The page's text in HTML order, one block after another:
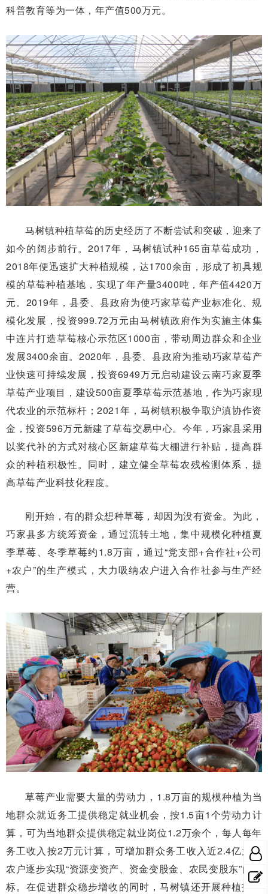
科普教育等为一体，年产值500万元。
马树镇种植草莓的历史经历了不断尝试和突破，迎来了
如今的阔步前行。2017年，马树镇试种165亩草莓成功，
2018年便迅速扩大种植规模，达1700余亩，形成了初具规
模的草莓种植基地，实现了年产量3400吨，年产值4420万
元。2019年，县委、县政府为使巧家草莓产业标准化、规
模化发展，投资999.72万元由马树镇政府作为实施主体集
中连片打造草莓核心示范区1000亩，带动周边群众和企业
发展3400余亩。2020年，县委、县政府为推动巧家草莓产
业快速可持续发展，投资6949万元启动建设云南巧家夏季
草莓产业项目，建设500亩夏季草莓示范基地，作为巧家现
代农业的示范标杆；2021年，马树镇积极争取沪滇协作资
金，投资596万元新建了草莓交易中心。今年，巧家县采用
以奖代补的方式对核心区新建草莓大棚进行补贴，提高群
众的种植积极性。同时，建立健全草莓农残检测体系，提
高草莓产业科技化程度。
刚开始，有的群众想种草莓，却因为没有资金。为此，
巧家县多方统筹资金，通过流转土地，集中规模化种植夏
季草莓、冬季草莓约1.8万亩，通过“党支部+合作社+公司
+农户”的生产模式，大力吸纳农户进入合作社参与生产经
营。
草莓产业需要大量的劳动力，1.8万亩的规模种植为当
地群众就近务工提供稳定就业机会，按1.5亩1个劳动力计
算，可为当地群众提供稳定就业岗位1.2万余个，每人每年
务工收入按2万元计算，可增加群众务工收入近2.4亿元，
农户逐步实现“资源变资产、资金变股金、农民变股东”的目
标。在促进群众稳步增收的同时，马树镇还开展种植技术